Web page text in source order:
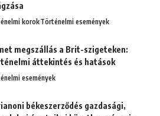
korokTörténelmi események
megszállás a Brit-szigeteken:
áttekintés és hatások
események
békeszerződés gazdasági,